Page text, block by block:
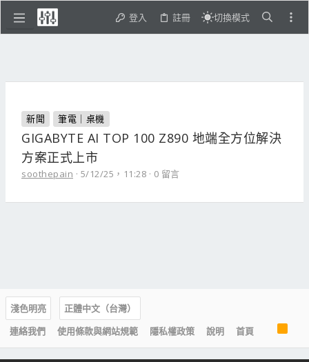
登入 註冊 切換模式
新聞 筆電｜桌機
GIGABYTE AI TOP 100 Z890 地端全方位解決
方案正式上市
soothepain 5/12/25，11:28 0 留言
淺色明亮
正體中文（台灣）
連絡我們
使用條款與網站規範 隱私權政策 說明 首頁
R
S
S